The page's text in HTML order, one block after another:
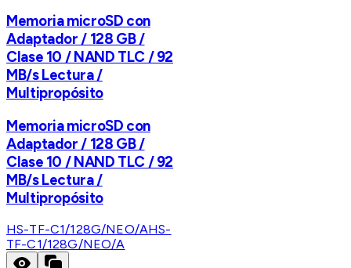
Memoria microSD con
Adaptador / 128 GB /
Clase 10 / NAND TLC / 92
MB/s Lectura /
Multipropósito
Memoria microSD con
Adaptador / 128 GB /
Clase 10 / NAND TLC / 92
MB/s Lectura /
Multipropósito
HS-TF-C1/128G/NEO/AHS-
TF-C1/128G/NEO/A